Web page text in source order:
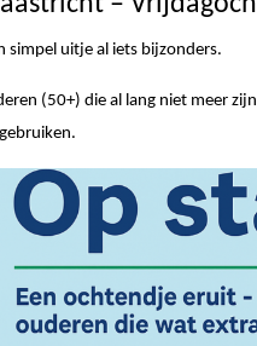
simpel uitje al iets bijzonders.
(50+) die al lang niet meer